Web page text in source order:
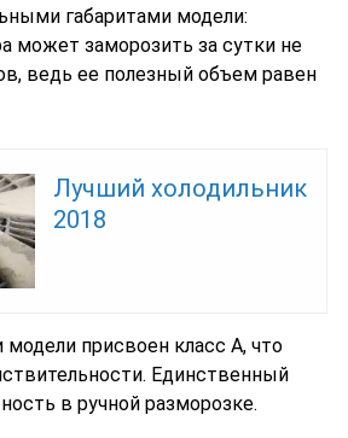
габаритами модели:
может заморозить за сутки не
ведь ее полезный объем равен
Лучший холодильник
2018
модели присвоен класс А, что
Единственный
в ручной разморозке.